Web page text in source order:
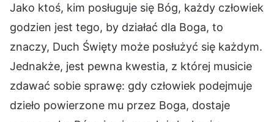
Jako ktoś, kim posługuje się Bóg, każdy człowiek
godzien jest tego, by działać dla Boga, to
znaczy, Duch Święty może posłużyć się każdym.
Jednakże, jest pewna kwestia, z której musicie
zdawać sobie sprawę: gdy człowiek podejmuje
dzieło powierzone mu przez Boga, dostaje